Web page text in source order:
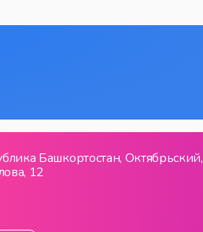
Башкортостан, Октябрьский,
12